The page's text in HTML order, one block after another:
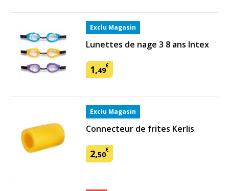
Exclu Magasin
Lunettes de nage 3 8 ans Intex
1,49€
Exclu Magasin
Connecteur de frites Kerlis
2,50€